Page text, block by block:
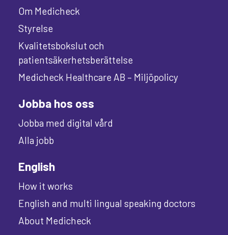
Om Medicheck
Styrelse
Kvalitetsbokslut och
patientsäkerhetsberättelse
Medicheck Healthcare AB – Miljöpolicy
Jobba hos oss
Jobba med digital vård
Alla jobb
English
How it works
English and multi lingual speaking doctors
About Medicheck